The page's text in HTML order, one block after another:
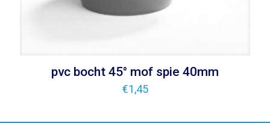
pvc bocht 45° mof spie 40mm
€1,45